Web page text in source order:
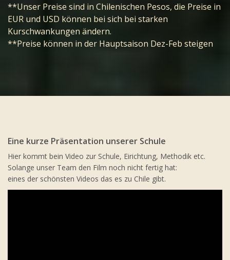
**Unser Preise sind in Chilenischen Pesos, die Preise in
EUR und USD können bei sich bei starken
Kurschwankungen ändern.
**Preise können in der Hauptsaison Dez-Feb steigen
Eine kurze Präsentation unserer Schule
Hier kommt bein Video zur Schule, Eirichtung, Methodik etc.
Solange unser Team den Film noch nicht fertig hat:
eines der schönsten Videos das es zu Chile gibt.